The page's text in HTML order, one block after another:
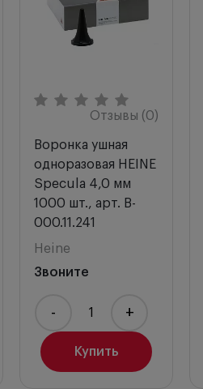
Отзывы (0)
Воронка ушная
одноразовая HEINE
Specula 4,0 мм
1000 шт., арт. B-
000.11.241
Heine
Звоните
Купить
- +